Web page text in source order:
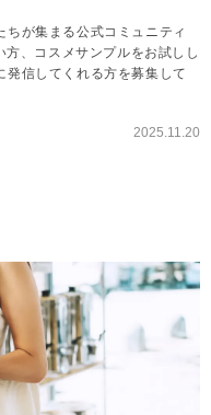
が集まる公式コミュニティ
、コスメサンプルをお試しし
発信してくれる方を募集して
2025.11.20